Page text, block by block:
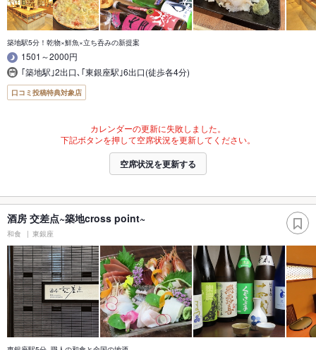
築地駅5分！乾物×鮮魚×立ち呑みの新提案
1501～2000円
｢築地駅｣2出口､｢東銀座駅｣6出口(徒歩各4分)
口コミ投稿特典対象店
カレンダーの更新に失敗しました。
下記ボタンを押して空席状況を更新してください。
空席状況を更新する
酒房 交差点~築地cross point~
和食 東銀座